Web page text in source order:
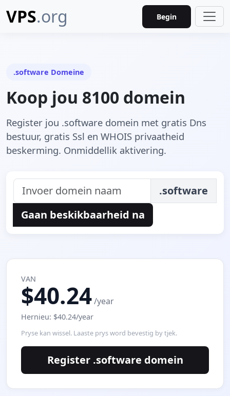
VPS.org Begin
.software Domeine
Koop jou 8100 domein
Register jou .software domein met gratis Dns
bestuur, gratis Ssl en WHOIS privaatheid
beskerming. Onmiddellik aktivering.
.software
Gaan beskikbaarheid na
VAN
$40.24/year
Hernieu: $40.24/year
Pryse kan wissel. Laaste prys word bevestig by tjek.
Register .software domein